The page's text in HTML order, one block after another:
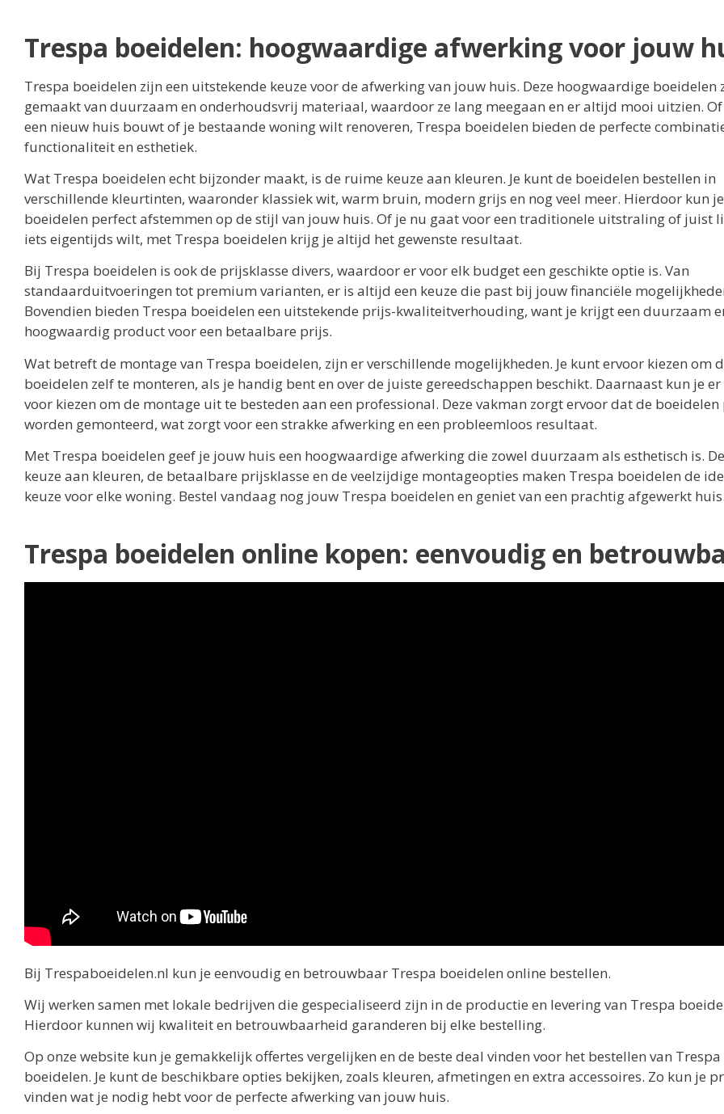
Trespa boeidelen: hoogwaardige afwerking voor jouw
Trespa boeidelen zijn een uitstekende keuze voor de afwerking van jouw huis. Deze hoogwaardige boeidelen
gemaakt van duurzaam en onderhoudsvrij materiaal, waardoor ze lang meegaan en er altijd mooi uitzien.
een nieuw huis bouwt of je bestaande woning wilt renoveren, Trespa boeidelen bieden de perfecte
functionaliteit en esthetiek.
Wat Trespa boeidelen echt bijzonder maakt, is de ruime keuze aan kleuren. Je kunt de boeidelen bestellen in
verschillende kleurtinten, waaronder klassiek wit, warm bruin, modern grijs en nog veel meer. Hierdoor kun
boeidelen perfect afstemmen op de stijl van jouw huis. Of je nu gaat voor een traditionele uitstraling of juist
iets eigentijds wilt, met Trespa boeidelen krijg je altijd het gewenste resultaat.
Bij Trespa boeidelen is ook de prijsklasse divers, waardoor er voor elk budget een geschikte optie is. Van
standaarduitvoeringen tot premium varianten, er is altijd een keuze die past bij jouw financiële
Bovendien bieden Trespa boeidelen een uitstekende prijs-kwaliteitverhouding, want je krijgt een duurzaam
hoogwaardig product voor een betaalbare prijs.
Wat betreft de montage van Trespa boeidelen, zijn er verschillende mogelijkheden. Je kunt ervoor kiezen om
boeidelen zelf te monteren, als je handig bent en over de juiste gereedschappen beschikt. Daarnaast kun je
voor kiezen om de montage uit te besteden aan een professional. Deze vakman zorgt ervoor dat de
worden gemonteerd, wat zorgt voor een strakke afwerking en een probleemloos resultaat.
Met Trespa boeidelen geef je jouw huis een hoogwaardige afwerking die zowel duurzaam als esthetisch is.
keuze aan kleuren, de betaalbare prijsklasse en de veelzijdige montageopties maken Trespa boeidelen de
keuze voor elke woning. Bestel vandaag nog jouw Trespa boeidelen en geniet van een prachtig afgewerkt
Trespa boeidelen online kopen: eenvoudig en
Bij Trespaboeidelen.nl kun je eenvoudig en betrouwbaar Trespa boeidelen online bestellen.
Wij werken samen met lokale bedrijven die gespecialiseerd zijn in de productie en levering van Trespa
Hierdoor kunnen wij kwaliteit en betrouwbaarheid garanderen bij elke bestelling.
Op onze website kun je gemakkelijk offertes vergelijken en de beste deal vinden voor het bestellen van Trespa
boeidelen. Je kunt de beschikbare opties bekijken, zoals kleuren, afmetingen en extra accessoires. Zo kun je
vinden wat je nodig hebt voor de perfecte afwerking van jouw huis.